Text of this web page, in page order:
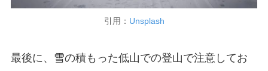
引用： Unsplash
最後に、雪の積もった低山での登山で注意してお